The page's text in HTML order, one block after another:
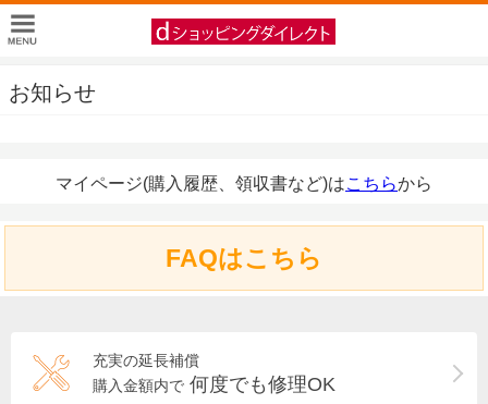
お知らせ
マイページ(購入履歴、領収書など)はこちらから
FAQはこちら
充実の延長補償
購入金額内で 何度でも修理OK